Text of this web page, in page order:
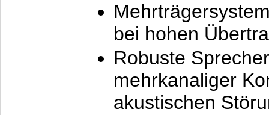
bei hohen
Robuste
mehrkanaliger
akustischen